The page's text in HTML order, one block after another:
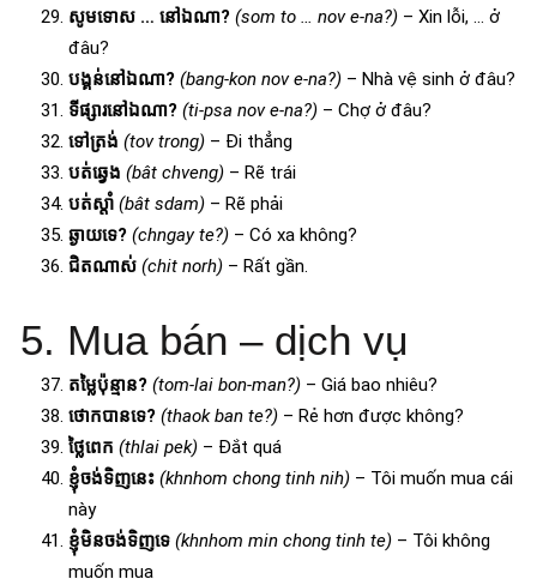
សូមទោស … នៅឯណា? (som to … nov e-na?) – Xin lỗi, … ở
đâu?
បង្គន់នៅឯណា? (bang-kon nov e-na?) – Nhà vệ sinh ở đâu?
ទីផ្សារនៅឯណា? (ti-psa nov e-na?) – Chợ ở đâu?
ទៅត្រង់ (tov trong) – Đi thẳng
បត់ឆ្វេង (bât chveng) – Rẽ trái
បត់ស្តាំ (bât sdam) – Rẽ phải
ឆ្ងាយទេ? (chngay te?) – Có xa không?
ជិតណាស់ (chit norh) – Rất gần.
5. Mua bán – dịch vụ
តម្លៃប៉ុន្មាន? (tom-lai bon-man?) – Giá bao nhiêu?
ថោកបានទេ? (thaok ban te?) – Rẻ hơn được không?
ថ្លៃពេក (thlai pek) – Đắt quá
ខ្ញុំចង់ទិញនេះ (khnhom chong tinh nih) – Tôi muốn mua cái
này
ខ្ញុំមិនចង់ទិញទេ (khnhom min chong tinh te) – Tôi không
muốn mua